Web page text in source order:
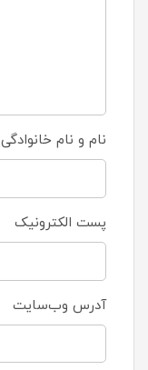
نام و نام خانوادگی
پست الکترونیک
آدرس وب‌سایت